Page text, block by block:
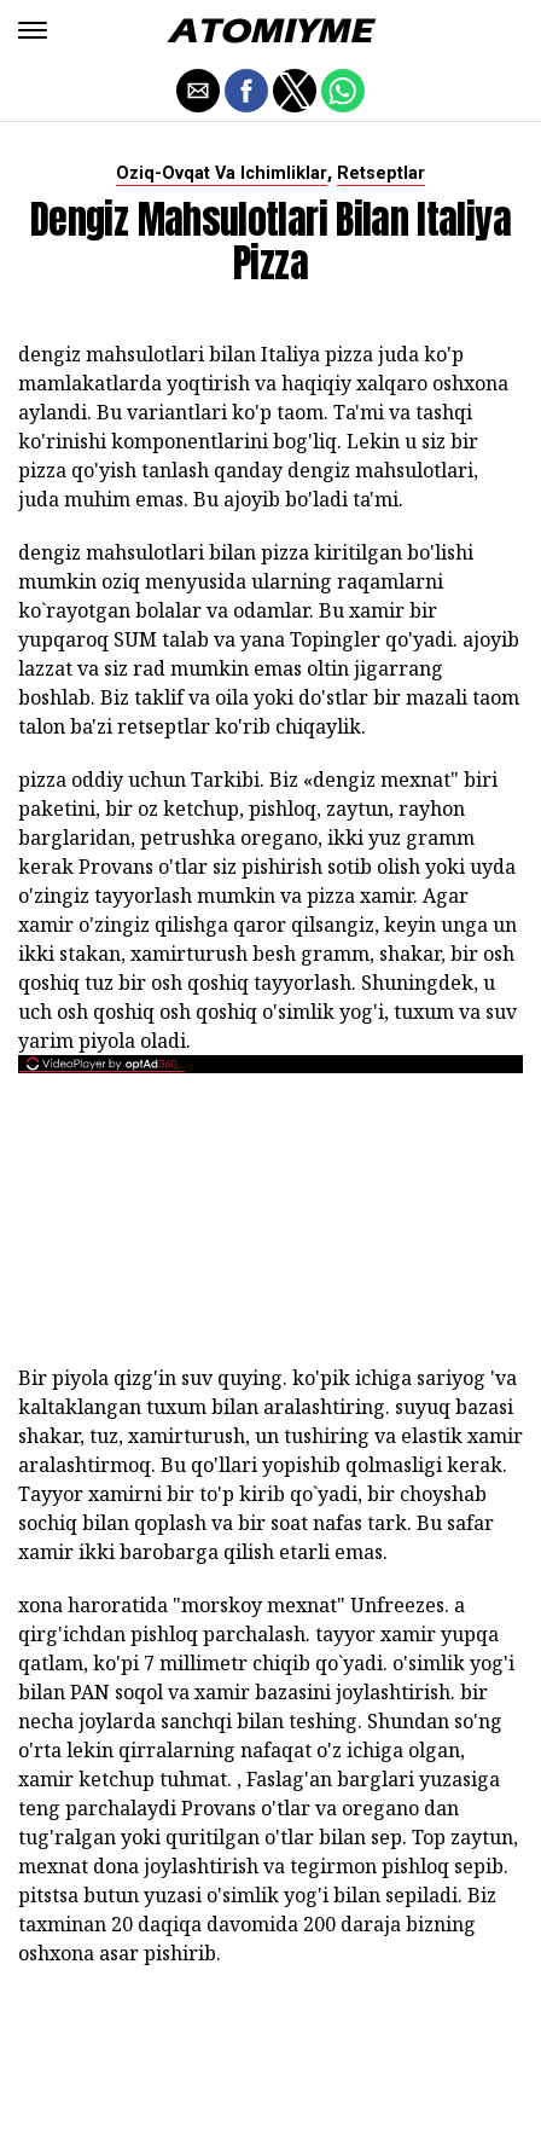
Oziq-Ovqat Va Ichimliklar, Retseptlar
Dengiz Mahsulotlari Bilan Italiya
Pizza
dengiz mahsulotlari bilan Italiya pizza juda ko'p
mamlakatlarda yoqtirish va haqiqiy xalqaro oshxona
aylandi. Bu variantlari ko'p taom. Ta'mi va tashqi
ko'rinishi komponentlarini bog'liq. Lekin u siz bir
pizza qo'yish tanlash qanday dengiz mahsulotlari,
juda muhim emas. Bu ajoyib bo'ladi ta'mi.
dengiz mahsulotlari bilan pizza kiritilgan bo'lishi
mumkin oziq menyusida ularning raqamlarni
ko`rayotgan bolalar va odamlar. Bu xamir bir
yupqaroq SUM talab va yana Topingler qo'yadi. ajoyib
lazzat va siz rad mumkin emas oltin jigarrang
boshlab. Biz taklif va oila yoki do'stlar bir mazali taom
talon ba'zi retseptlar ko'rib chiqaylik.
pizza oddiy uchun Tarkibi. Biz «dengiz mexnat" biri
paketini, bir oz ketchup, pishloq, zaytun, rayhon
barglaridan, petrushka oregano, ikki yuz gramm
kerak Provans o'tlar siz pishirish sotib olish yoki uyda
o'zingiz tayyorlash mumkin va pizza xamir. Agar
xamir o'zingiz qilishga qaror qilsangiz, keyin unga un
ikki stakan, xamirturush besh gramm, shakar, bir osh
qoshiq tuz bir osh qoshiq tayyorlash. Shuningdek, u
uch osh qoshiq osh qoshiq o'simlik yog'i, tuxum va suv
yarim piyola oladi.
Bir piyola qizg'in suv quying. ko'pik ichiga sariyog 'va
kaltaklangan tuxum bilan aralashtiring. suyuq bazasi
shakar, tuz, xamirturush, un tushiring va elastik xamir
aralashtirmoq. Bu qo'llari yopishib qolmasligi kerak.
Tayyor xamirni bir to'p kirib qo`yadi, bir choyshab
sochiq bilan qoplash va bir soat nafas tark. Bu safar
xamir ikki barobarga qilish etarli emas.
xona haroratida "morskoy mexnat" Unfreezes. a
qirg'ichdan pishloq parchalash. tayyor xamir yupqa
qatlam, ko'pi 7 millimetr chiqib qo`yadi. o'simlik yog'i
bilan PAN soqol va xamir bazasini joylashtirish. bir
necha joylarda sanchqi bilan teshing. Shundan so'ng
o'rta lekin qirralarning nafaqat o'z ichiga olgan,
xamir ketchup tuhmat. , Faslag'an barglari yuzasiga
teng parchalaydi Provans o'tlar va oregano dan
tug'ralgan yoki quritilgan o'tlar bilan sep. Top zaytun,
mexnat dona joylashtirish va tegirmon pishloq sepib.
pitstsa butun yuzasi o'simlik yog'i bilan sepiladi. Biz
taxminan 20 daqiqa davomida 200 daraja bizning
oshxona asar pishirib.